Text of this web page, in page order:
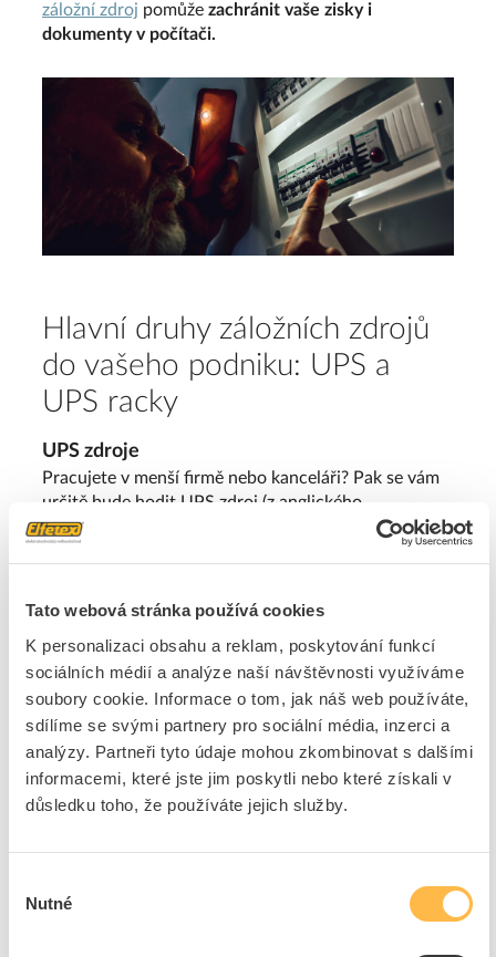
Tato webová stránka používá cookies
K personalizaci obsahu a reklam, poskytování funkcí
sociálních médií a analýze naší návštěvnosti využíváme
soubory cookie. Informace o tom, jak náš web používáte,
sdílíme se svými partnery pro sociální média, inzerci a
analýzy. Partneři tyto údaje mohou zkombinovat s dalšími
informacemi, které jste jim poskytli nebo které získali v
důsledku toho, že používáte jejich služby.
souhlasu
Nutné
záložní zdroj pomůže zachránit vaše zisky i
dokumenty v počítači.
Hlavní druhy záložních zdrojů
do vašeho podniku: UPS a
UPS racky
UPS zdroje
Pracujete v menší firmě nebo kanceláři? Pak se vám
určitě bude hodit UPS zdroj (z anglického
uninterruptible power supply), který ochrání vaše
zamezí riziku zkratu. A navíc se chlubí výkonem až
Výhody
Skladné
Kompaktní
Finančně dostupné
Nevýhody
UPS racky